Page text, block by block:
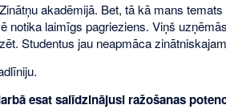
akadēmijā. Bet, tā kā mans
laimīgs pagrieziens. Viņš
Studentus jau neapmāca
esat salīdzinājusi ražošanas